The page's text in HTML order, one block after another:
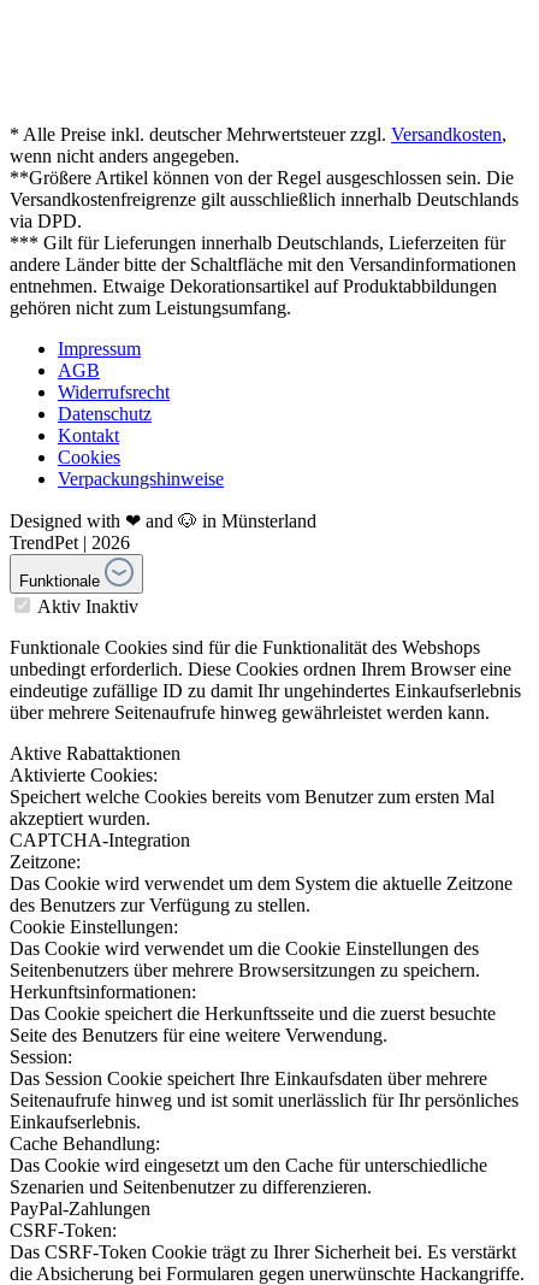
* Alle Preise inkl. deutscher Mehrwertsteuer zzgl. Versandkosten,
wenn nicht anders angegeben.
**Größere Artikel können von der Regel ausgeschlossen sein. Die
Versandkostenfreigrenze gilt ausschließlich innerhalb Deutschlands
via DPD.
*** Gilt für Lieferungen innerhalb Deutschlands, Lieferzeiten für
andere Länder bitte der Schaltfläche mit den Versandinformationen
entnehmen. Etwaige Dekorationsartikel auf Produktabbildungen
gehören nicht zum Leistungsumfang.
Impressum
AGB
Widerrufsrecht
Datenschutz
Kontakt
Cookies
Verpackungshinweise
Designed with ❤ and 🐶 in Münsterland
TrendPet | 2026
Funktionale
Aktiv Inaktiv
Funktionale Cookies sind für die Funktionalität des Webshops
unbedingt erforderlich. Diese Cookies ordnen Ihrem Browser eine
eindeutige zufällige ID zu damit Ihr ungehindertes Einkaufserlebnis
über mehrere Seitenaufrufe hinweg gewährleistet werden kann.
Aktive Rabattaktionen
Aktivierte Cookies:
Speichert welche Cookies bereits vom Benutzer zum ersten Mal
akzeptiert wurden.
CAPTCHA-Integration
Zeitzone:
Das Cookie wird verwendet um dem System die aktuelle Zeitzone
des Benutzers zur Verfügung zu stellen.
Cookie Einstellungen:
Das Cookie wird verwendet um die Cookie Einstellungen des
Seitenbenutzers über mehrere Browsersitzungen zu speichern.
Herkunftsinformationen:
Das Cookie speichert die Herkunftsseite und die zuerst besuchte
Seite des Benutzers für eine weitere Verwendung.
Session:
Das Session Cookie speichert Ihre Einkaufsdaten über mehrere
Seitenaufrufe hinweg und ist somit unerlässlich für Ihr persönliches
Einkaufserlebnis.
Cache Behandlung:
Das Cookie wird eingesetzt um den Cache für unterschiedliche
Szenarien und Seitenbenutzer zu differenzieren.
PayPal-Zahlungen
CSRF-Token:
Das CSRF-Token Cookie trägt zu Ihrer Sicherheit bei. Es verstärkt
die Absicherung bei Formularen gegen unerwünschte Hackangriffe.